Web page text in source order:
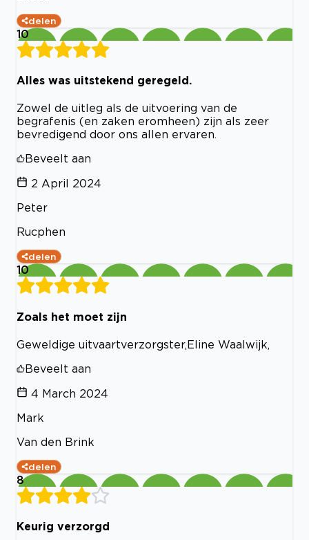
delen
10
Alles was uitstekend geregeld.
Zowel de uitleg als de uitvoering van de
begrafenis (en zaken eromheen) zijn als zeer
bevredigend door ons allen ervaren.
Beveelt aan
2 April 2024
Peter
Rucphen
delen
10
Zoals het moet zijn
Geweldige uitvaartverzorgster,Eline Waalwijk,
Beveelt aan
4 March 2024
Mark
Van den Brink
delen
8
Keurig verzorgd